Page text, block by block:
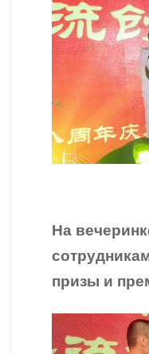
На
призы и